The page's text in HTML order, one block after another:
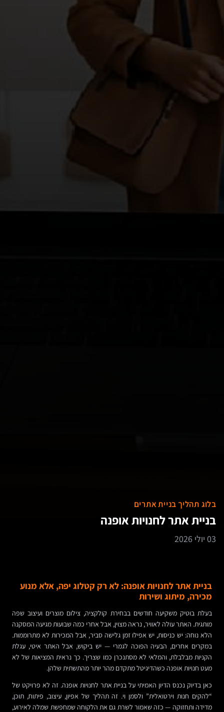
בלוג תהליך בניית אתרים
בניית אתר לחנויות אופנה
03 יולי 2026
בניית אתר לחנויות אופנה: לא רק קטלוג יפה, אלא מנוע
מכירה, מיתוג ושירות
בעלת בוטיק משקיעה חודשים בבחירת קולקציה, צילום מוצרים ועיצוב שפה
מותגית. האתר עולה לאוויר, נראה מצוין, אבל אחרי כמה שבועות מגיעה המסקנה
הלא נוחה: יש כניסות, יש אפילו זמן גלישה סביר, אבל המכירות לא מתרוממות.
במקרים אחרים, הבעיה הפוכה לגמרי — יש ביקוש, אבל האתר איטי, עגלת
הקניות מבלבלת, והמלאי לא מסתנכרן כמו שצריך. כך נראית המציאות של לא
מעט חנויות אופנה כשהדיגיטל מתקדם מהר יותר מהתשתית שלהן.
כאן בדיוק נכנס הדיון האמיתי על בניית אתר לחנויות אופנה. זה לא פרויקט של
“להקים חנות וירטואלית” ולסמן וי. זה תהליך של אפיון, עיצוב, פיתוח, תוכן,
מדידה ותחזוקה — כזה שאמור לשרת גם את הלקוחה שמחפשת שמלה לאירוע,